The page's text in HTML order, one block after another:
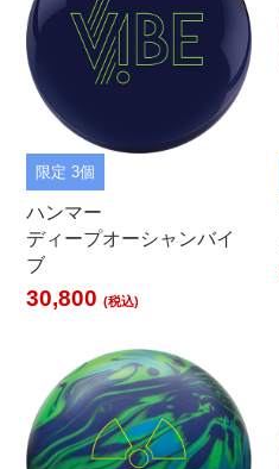
限定 3個
ハンマー
ディープオーシャンバイ
ブ
30,800(税込)